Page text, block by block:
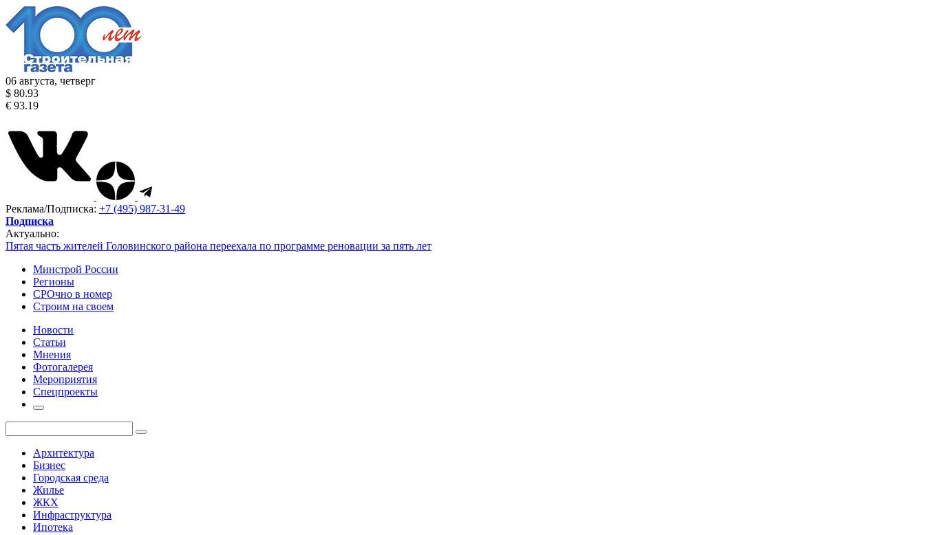
06 августа, четверг
$ 80.93
€ 93.19
Реклама/Подписка: +7 (495) 987-31-49
Подписка
Актуально:
Пятая часть жителей Головинского района переехала по программе реновации за пять лет
Минстрой России
Регионы
СРОчно в номер
Строим на своем
Новости
Статьи
Мнения
Фотогалерея
Мероприятия
Спецпроекты
Архитектура
Бизнес
Городская среда
Жилье
ЖКХ
Инфраструктура
Ипотека